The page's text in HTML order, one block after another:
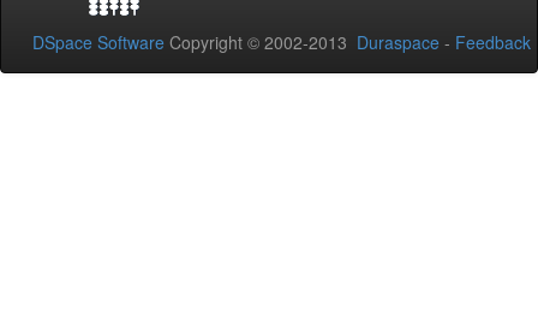
DSpace Software Copyright © 2002-2013 Duraspace - Feedback